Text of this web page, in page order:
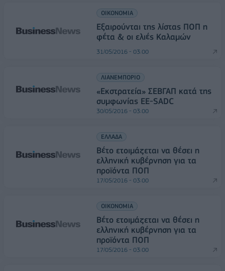
ΟΙΚΟΝΟΜΙΑ
Εξαιρούνται της λίστας ΠΟΠ η
φέτα & οι ελιές Καλαμών
31/05/2016 - 03:00
ΛΙΑΝΕΜΠΟΡΙΟ
«Εκστρατεία» ΣΕΒΓΑΠ κατά της
συμφωνίας ΕΕ-SADC
30/05/2016 - 03:00
ΕΛΛΑΔΑ
Βέτο ετοιμάζεται να θέσει η
ελληνική κυβέρνηση για τα
προϊόντα ΠΟΠ
17/05/2016 - 03:00
ΟΙΚΟΝΟΜΙΑ
Βέτο ετοιμάζεται να θέσει η
ελληνική κυβέρνηση για τα
προϊόντα ΠΟΠ
17/05/2016 - 03:00